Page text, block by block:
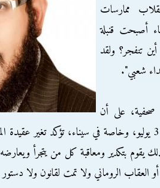
ممارسات
أصبحت قنبلة
تنفجر؟ ولقد
شعبي".
على أن
ممارسات الجيش منذ انقلاب 3 يوليو، وخاصة في سيناء، تؤكد
يقوم بتكدير ومعاقبة كل من يتجرأ
أو العقاب الروماني ولا تمت لقانون ولا